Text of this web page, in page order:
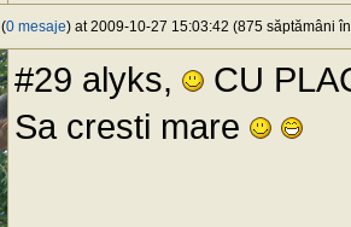
0 mesaje) at 2009-10-27 15:03:42 (875 săptămâni
#29 alyks,
CU
Sa cresti mare